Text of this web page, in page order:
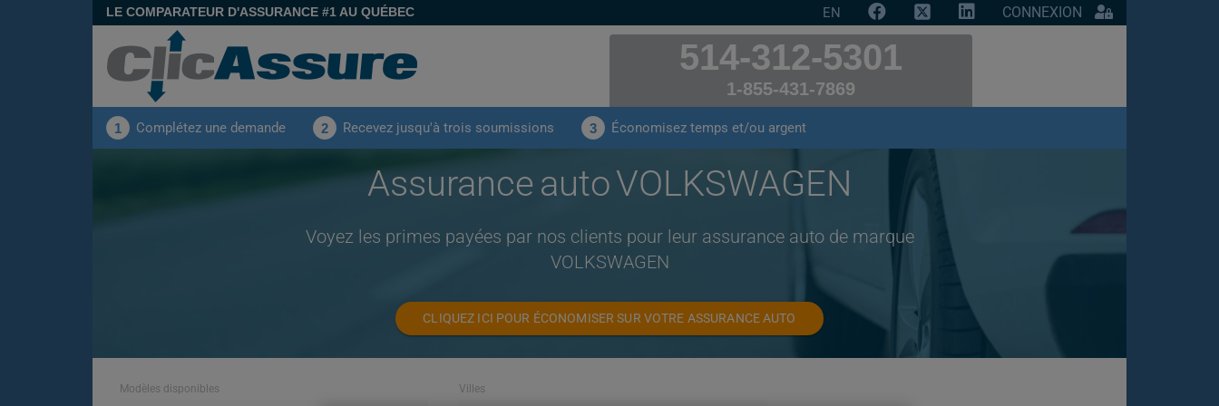
LE COMPARATEUR D'ASSURANCE #1 AU QUÉBEC EN CONNEXION
514-312-5301
1-855-431-7869
1 Complétez une demande 2 Recevez jusqu'à trois soumissions 3 Économisez temps et/ou argent
Assurance auto VOLKSWAGEN
Voyez les primes payées par nos clients pour leur assurance auto de marque
VOLKSWAGEN
CLIQUEZ ICI POUR ÉCONOMISER SUR VOTRE ASSURANCE AUTO
Modèles disponibles Villes